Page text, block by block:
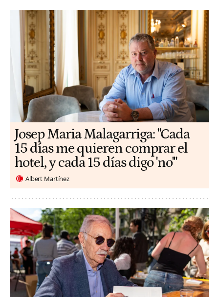
​​Josep Maria Malagarriga: "Cada
15 días me quieren comprar el
hotel, y cada 15 días digo 'no'"
Albert Martínez